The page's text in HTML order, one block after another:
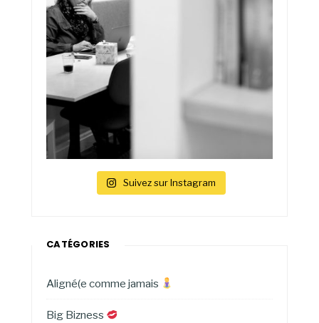
Suivez sur Instagram
CATÉGORIES
Aligné(e comme jamais
Big Bizness